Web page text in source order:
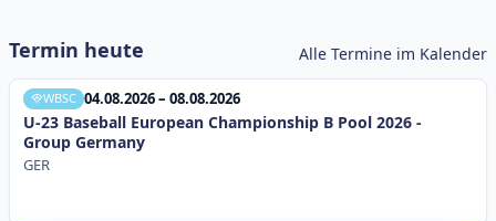
Termin heute Alle Termine im Kalender
WBSC 04.08.2026 – 08.08.2026
U-23 Baseball European Championship B Pool 2026 -
Group Germany
GER